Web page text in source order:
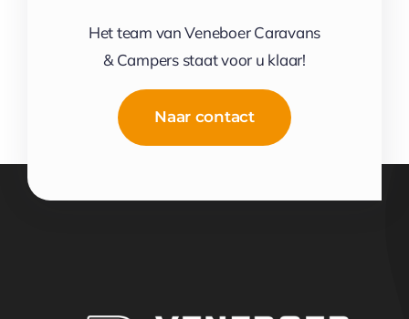
Het team van Veneboer Caravans
& Campers staat voor u klaar!
Naar contact